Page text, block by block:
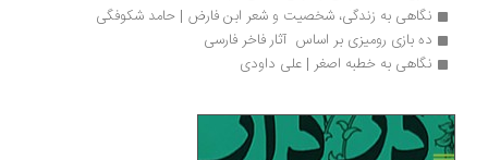
نگاهی به زندگی، شخصیت و شعر ابن‌ فارض | حامد شکوفگی
ده بازی رومیزی بر اساس  آثار فاخر فارسی
نگاهی به خطبه اصغر | علی داودی